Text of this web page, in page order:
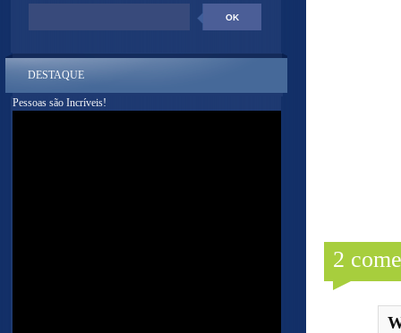
2
DESTAQUE
Pessoas são Incríveis!